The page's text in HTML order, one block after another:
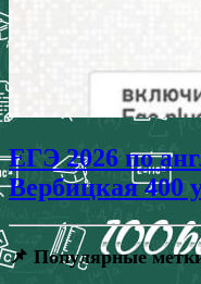
ЕГЭ 2026 по
Вербицкая 400
📌 Популярные